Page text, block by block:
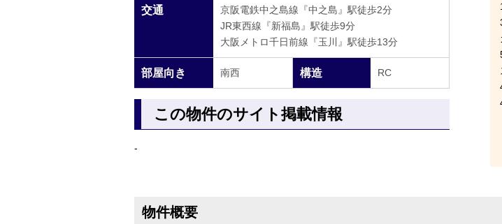
交通
京阪電鉄中之島線『中之島』駅徒歩2分
JR東西線『新福島』駅徒歩9分
大阪メトロ千日前線『玉川』駅徒歩13分
部屋向き 南西 構造 RC
この物件のサイト掲載情報
-
物件概要